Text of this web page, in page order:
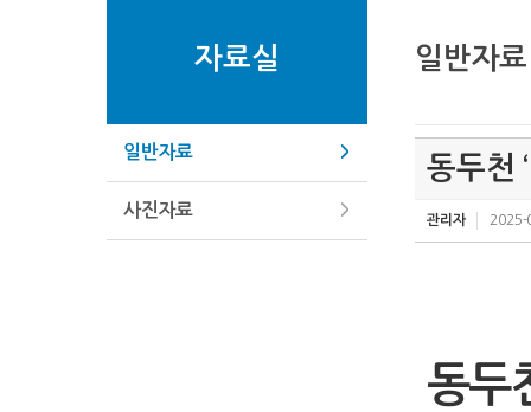
자료실
일반자료
사진자료
일반자료
동두천
관리자 2025-
동두